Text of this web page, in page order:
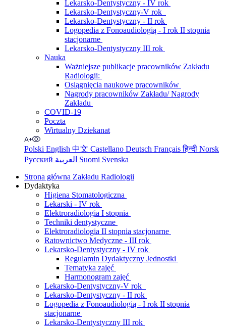
Lekarsko-Dentystyczny - IV rok
Lekarsko-Dentystyczny-V rok
Lekarsko-Dentystyczny - II rok
Logopedia z Fonoaudiologią - I rok II stopnia
stacjonarne
Lekarsko-Dentystyczny III rok
Nauka
Ważniejsze publikacje pracowników Zakładu
Radiologii:
Osiągnięcia naukowe pracowników
Nagrody pracowników Zakładu/ Nagrody
Zakładu
COVID-19
Poczta
Wirtualny Dziekanat
Polski English 中文 Castellano Deutsch Françaisहिन्दी Norsk
Русский
Suomi Svenska
Strona główna Zakładu Radiologii
Dydaktyka
Higiena Stomatologiczna
Lekarski - IV rok
Elektroradiologia I stopnia
Techniki dentystyczne
Elektroradiologia II stopnia stacjonarne
Ratownictwo Medyczne - III rok
Lekarsko-Dentystyczny - IV rok
Regulamin Dydaktyczny Jednostki
Tematyka zajęć
Harmonogram zajęć
Lekarsko-Dentystyczny-V rok
Lekarsko-Dentystyczny - II rok
Logopedia z Fonoaudiologią - I rok II stopnia
stacjonarne
Lekarsko-Dentystyczny III rok